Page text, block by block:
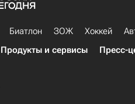
Биатлон ЗОЖ Хоккей
Продукты и сервисы Пресс-